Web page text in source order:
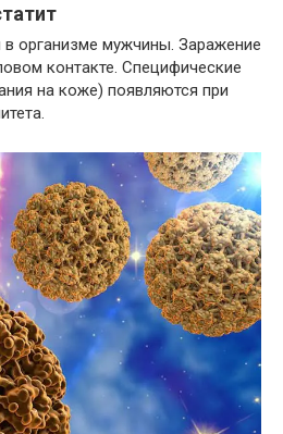
в организме мужчины. Заражение
контакте. Специфические
на коже) появляются при